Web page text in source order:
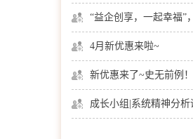
4月新优惠来啦~
新优惠来了~史无前例！